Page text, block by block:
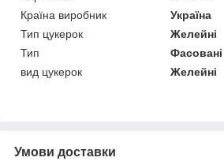
Країна виробник
Україна
Тип цукерок
Желейні
Тип
Фасовані
вид цукерок
Желейні
Умови доставки